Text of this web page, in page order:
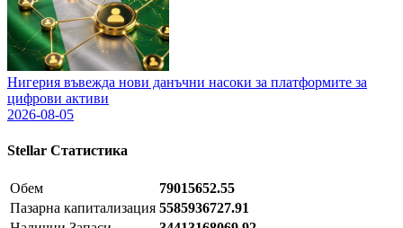
Нигерия въвежда нови данъчни насоки за платформите за
цифрови активи
2026-08-05
Stellar Статистика
Обем
79015652.55
Пазарна капитализация 5585936727.91